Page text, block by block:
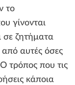
το
γίνονται
σε ζητήματα
αυτές όσες
τρόπος που τις
κάποια